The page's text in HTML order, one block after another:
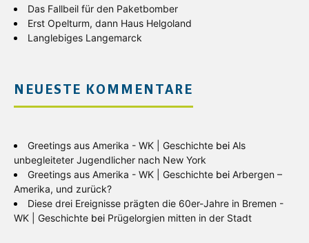
Das Fallbeil für den Paketbomber
Erst Opelturm, dann Haus Helgoland
Langlebiges Langemarck
NEUESTE KOMMENTARE
Greetings aus Amerika - WK | Geschichte bei Als
unbegleiteter Jugendlicher nach New York
Greetings aus Amerika - WK | Geschichte bei Arbergen –
Amerika, und zurück?
Diese drei Ereignisse prägten die 60er-Jahre in Bremen -
WK | Geschichte bei Prügelorgien mitten in der Stadt